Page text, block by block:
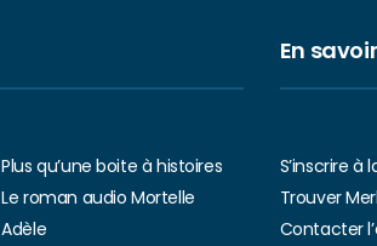
Plus qu’une boite à histoires
Le roman audio Mortelle
Adèle
En
S’inscrire à
Trouver
Contacter